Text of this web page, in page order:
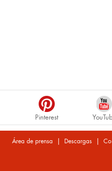
Pinterest
Área de prensa | Descargas|